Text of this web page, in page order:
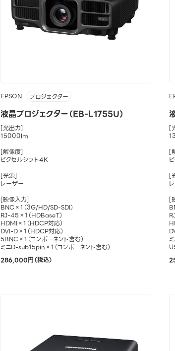
EPSON プロジェクター
液晶プロジェクター（EB-L1755U）
[光出力]
15000lm
[解像度]
ピクセルシフト4K
[光源]
レーザー
[映像入力]
BNC×1（3G/HD/SD-SDI）
RJ-45×1（HDBaseT）
HDMI×1（HDCP対応）
DVI-D×1（HDCP対応）
5BNC×1（コンポーネント含む）
ミニD-sub15pin×1（コンポーネント含む）
286,000円（税込）
[
[
[
[